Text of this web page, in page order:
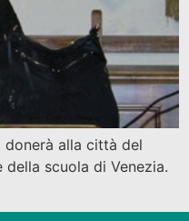
donerà alla città del
scuola di Venezia.